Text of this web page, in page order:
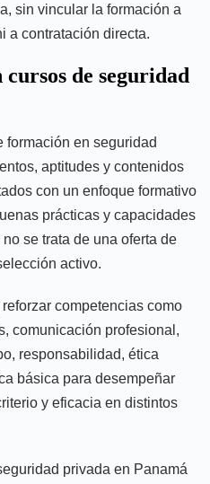
sin vincular la formación a
a contratación directa.
de seguridad
formación en seguridad
aptitudes y contenidos
con un enfoque formativo
prácticas y capacidades
se trata de una oferta de
activo.
competencias como
comunicación profesional,
responsabilidad, ética
básica para desempeñar
y eficacia en distintos
privada en Panamá